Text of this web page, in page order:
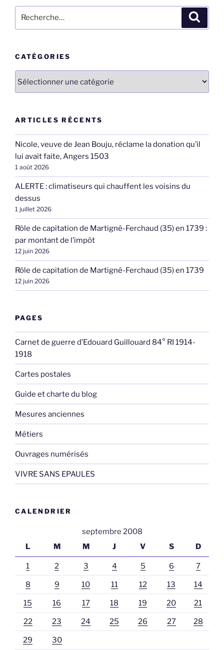
pour
CATÉGORIES
ARTICLES RÉCENTS
Nicole, veuve de Jean Bouju, réclame la donation qu’il
lui avait faite, Angers 1503
1 août 2026
ALERTE : climatiseurs qui chauffent les voisins du
dessus
1 juillet 2026
Rôle de capitation de Martigné-Ferchaud (35) en 1739 :
par montant de l’impôt
12 juin 2026
Rôle de capitation de Martigné-Ferchaud (35) en 1739
12 juin 2026
PAGES
Carnet de guerre d’Edouard Guillouard 84° RI 1914-
1918
Cartes postales
Guide et charte du blog
Mesures anciennes
Métiers
Ouvrages numérisés
VIVRE SANS EPAULES
CALENDRIER
septembre 2008
L
M M J V S D
1 2 3 4 5 6 7
8 9 10 11 12 13 14
15 16 17 18 19 20 21
22 23 24 25 26 27 28
29 30